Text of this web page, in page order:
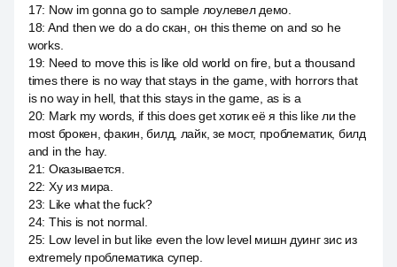
17: Now im gonna go to sample лоулевел демо.
18: And then we do a do скан, он this theme on and so he
works.
19: Need to move this is like old world on fire, but a thousand
times there is no way that stays in the game, with horrors that
is no way in hell, that this stays in the game, as is a
20: Mark my words, if this does get хотик её я this like ли the
most брокен, факин, билд, лайк, зе мост, проблематик, билд
and in the hay.
21: Оказывается.
22: Ху из мира.
23: Like what the fuck?
24: This is not normal.
25: Low level in but like even the low level мишн дуинг зис из
extremely проблематика супер.